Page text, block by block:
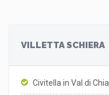
VILLETTA SCHIERA
Civitella in Val di